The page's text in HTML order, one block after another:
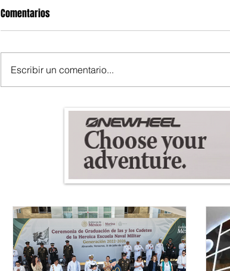
Comentarios
Escribir un comentario...